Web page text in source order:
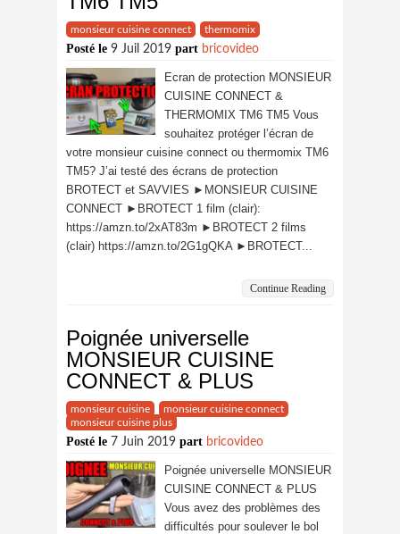
monsieur cuisine connect thermomix
Posté le 9 Juil 2019 part bricovideo
Ecran de protection MONSIEUR
CUISINE CONNECT &
THERMOMIX TM6 TM5 Vous
souhaitez protéger l’écran de
votre monsieur cuisine connect ou thermomix TM6
TM5? J’ai testé des écrans de protection
BROTECT et SAVVIES ►MONSIEUR CUISINE
CONNECT ►BROTECT 1 film (clair):
https://amzn.to/2xAT83m ►BROTECT 2 films
(clair) https://amzn.to/2G1gQKA ►BROTECT...
Continue Reading
Poignée universelle
MONSIEUR CUISINE
CONNECT & PLUS
monsieur cuisine
monsieur cuisine connect
monsieur cuisine plus
Posté le 7 Juin 2019 part bricovideo
Poignée universelle MONSIEUR
CUISINE CONNECT & PLUS
Vous avez des problèmes des
difficultés pour soulever le bol